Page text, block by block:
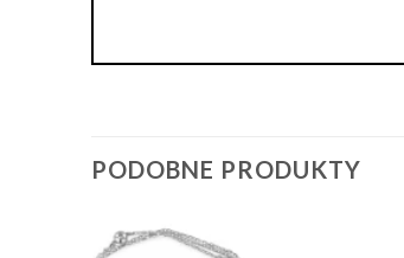
PODOBNE PRODUKTY